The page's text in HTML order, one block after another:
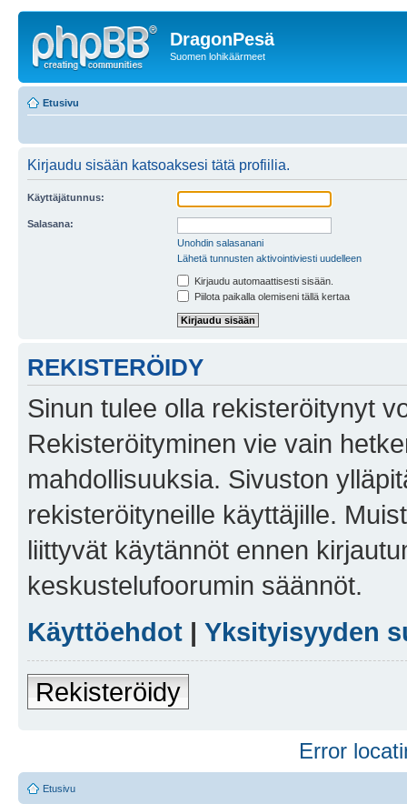
DragonPesä
Suomen lohikäärmeet
Etusivu
Kirjaudu sisään katsoaksesi tätä profiilia.
Käyttäjätunnus:
Salasana:
Unohdin salasanani
Lähetä tunnusten aktivointiviesti uudelleen
Kirjaudu automaattisesti sisään.
Piilota paikalla olemiseni tällä kertaa
REKISTERÖIDY
Sinun tulee olla rekisteröitynyt
Rekisteröityminen vie vain
mahdollisuuksia. Sivuston
rekisteröityneille käyttäjille.
liittyvät käytännöt ennen
keskustelufoorumin säännöt.
Käyttöehdot | Yksityisyyden
Rekisteröidy
Error
Etusivu